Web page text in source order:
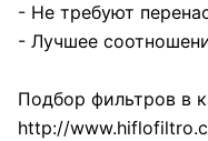
- Не требуют
- Лучшее
Подбор фильтров в
http://